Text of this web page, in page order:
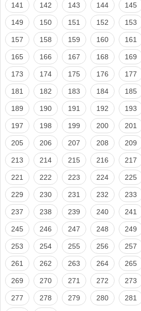
141 142 143 144 145
149 150 151 152 153
157 158 159 160 161
165 166 167 168 169
173 174 175 176 177
181 182 183 184 185
189 190 191 192 193
197 198 199 200 201
205 206 207 208 209
213 214 215 216 217
221 222 223 224 225
229 230 231 232 233
237 238 239 240 241
245 246 247 248 249
253 254 255 256 257
261 262 263 264 265
269 270 271 272 273
277 278 279 280 281